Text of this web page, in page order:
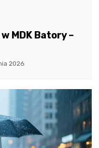
MDK Batory –
2026